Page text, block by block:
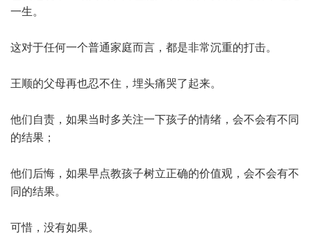
一生。
这对于任何一个普通家庭而言，都是非常沉重的打击。
王顺的父母再也忍不住，埋头痛哭了起来。
他们自责，如果当时多关注一下孩子的情绪，会不会有不同
的结果；
他们后悔，如果早点教孩子树立正确的价值观，会不会有不
同的结果。
可惜，没有如果。